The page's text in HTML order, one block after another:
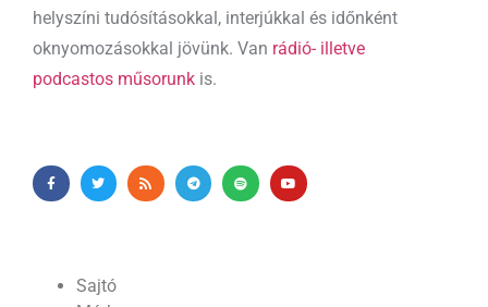
helyszíni tudósításokkal, interjúkkal és időnként
oknyomozásokkal jövünk. Van rádió- illetve
podcastos műsorunk is.
Sajtó